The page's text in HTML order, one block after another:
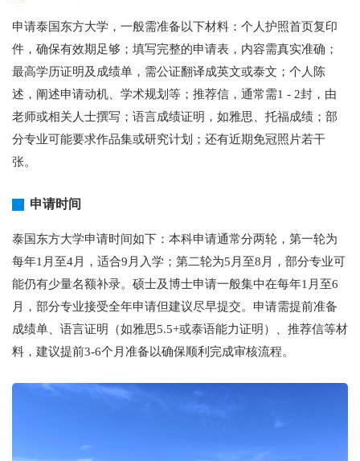
申请泰国东方大学，一般需准备以下材料：个人护照首页复印
件，确保有效期足够；填写完整的申请表，内容需真实准确；
最高学历证明及成绩单，需公证翻译成英文或泰文；个人陈
述，阐述申请动机、学术规划等；推荐信，通常需1 - 2封，由
老师或相关人士撰写；语言成绩证明，如雅思、托福成绩；部
分专业可能要求作品集或研究计划；还有近期免冠照片若干
张。
申请时间
泰国东方大学申请时间如下：本科申请通常分两轮，第一轮为
每年1月至4月，适合9月入学；第二轮为5月至8月，部分专业可
能仍有少量名额补录。硕士及博士申请一般集中在每年1月至6
月，部分专业接受全年申请但建议尽早提交。申请需提前准备
成绩单、语言证明（如雅思5.5+或泰语能力证明）、推荐信等材
料，建议提前3-6个月准备以确保顺利完成审核流程。